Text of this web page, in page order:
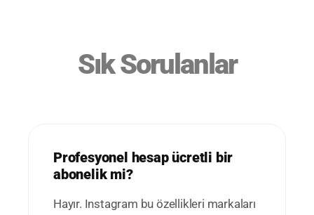
Sık Sorulanlar
Profesyonel hesap ücretli bir
abonelik mi?
Hayır. Instagram bu özellikleri markaları